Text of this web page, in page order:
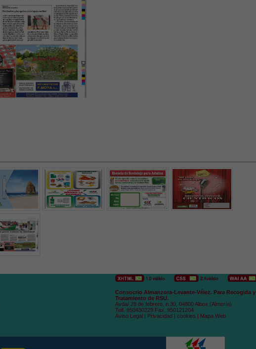
Consocrio Almanzora-Levante-Vélez. Para Recogida y
Tratamiento de RSU.
Avda/ 28 de febrero, n.30, 04800 Albox (Almería)
Telf. 950430229 Fax. 950121204
Aviso Legal | Privacidad | cookies | Mapa Web